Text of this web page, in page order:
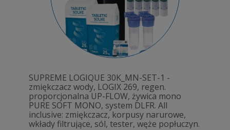
SUPREME LOGIQUE 30K_MN-SET-1 -
zmiękczacz wody, LOGIX 269, regen.
proporcjonalna UP-FLOW, żywica mono
PURE SOFT MONO, system DLFR. All
inclusive: zmiękczacz, korpusy narurowe,
wkłady filtrujące, sól, tester, węże popłuczyn.